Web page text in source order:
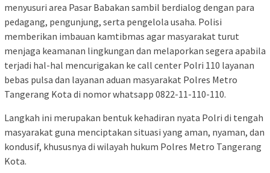
menyusuri area Pasar Babakan sambil berdialog dengan para
pedagang, pengunjung, serta pengelola usaha. Polisi
memberikan imbauan kamtibmas agar masyarakat turut
menjaga keamanan lingkungan dan melaporkan segera apabila
terjadi hal-hal mencurigakan ke call center Polri 110 layanan
bebas pulsa dan layanan aduan masyarakat Polres Metro
Tangerang Kota di nomor whatsapp 0822-11-110-110.
Langkah ini merupakan bentuk kehadiran nyata Polri di tengah
masyarakat guna menciptakan situasi yang aman, nyaman, dan
kondusif, khususnya di wilayah hukum Polres Metro Tangerang
Kota.